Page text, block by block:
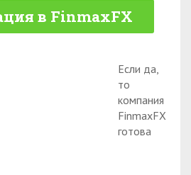
в FinmaxFX
Если да,
то
компания
FinmaxFX
готова